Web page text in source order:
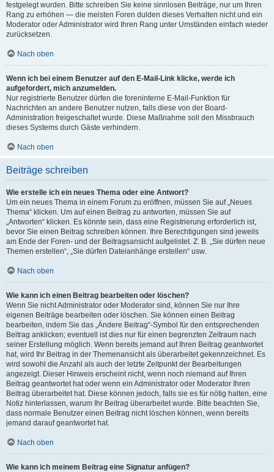
festgelegt wurden. Bitte schreiben Sie keine sinnlosen Beiträge, nur um Ihren
Rang zu erhöhen — die meisten Foren dulden dieses Verhalten nicht und ein
Moderator oder Administrator wird Ihren Rang unter Umständen einfach wieder
zurücksetzen.
Nach oben
Wenn ich bei einem Benutzer auf den E-Mail-Link klicke, werde ich
aufgefordert, mich anzumelden.
Nur registrierte Benutzer dürfen die foreninterne E-Mail-Funktion für
Nachrichten an andere Benutzer nutzen, falls diese von der Board-
Administration freigeschaltet wurde. Diese Maßnahme soll den Missbrauch
dieses Systems durch Gäste verhindern.
Nach oben
Beiträge schreiben
Wie erstelle ich ein neues Thema oder eine Antwort?
Um ein neues Thema in einem Forum zu eröffnen, müssen Sie auf „Neues
Thema“ klicken. Um auf einen Beitrag zu antworten, müssen Sie auf
„Antworten“ klicken. Es könnte sein, dass eine Registrierung erforderlich ist,
bevor Sie einen Beitrag schreiben können. Ihre Berechtigungen sind jeweils
am Ende der Foren- und der Beitragsansicht aufgelistet. Z. B. „Sie dürfen neue
Themen erstellen“, „Sie dürfen Dateianhänge erstellen“ usw.
Nach oben
Wie kann ich einen Beitrag bearbeiten oder löschen?
Wenn Sie nicht Administrator oder Moderator sind, können Sie nur Ihre
eigenen Beiträge bearbeiten oder löschen. Sie können einen Beitrag
bearbeiten, indem Sie das „Ändere Beitrag“-Symbol für den entsprechenden
Beitrag anklicken; eventuell ist dies nur für einen begrenzten Zeitraum nach
seiner Erstellung möglich. Wenn bereits jemand auf Ihren Beitrag geantwortet
hat, wird Ihr Beitrag in der Themenansicht als überarbeitet gekennzeichnet. Es
wird sowohl die Anzahl als auch der letzte Zeitpunkt der Bearbeitungen
angezeigt. Dieser Hinweis erscheint nicht, wenn noch niemand auf Ihren
Beitrag geantwortet hat oder wenn ein Administrator oder Moderator Ihren
Beitrag überarbeitet hat. Diese können jedoch, falls sie es für nötig halten, eine
Notiz hinterlassen, warum Ihr Beitrag überarbeitet wurde. Bitte beachten Sie,
dass normale Benutzer einen Beitrag nicht löschen können, wenn bereits
jemand darauf geantwortet hat.
Nach oben
Wie kann ich meinem Beitrag eine Signatur anfügen?